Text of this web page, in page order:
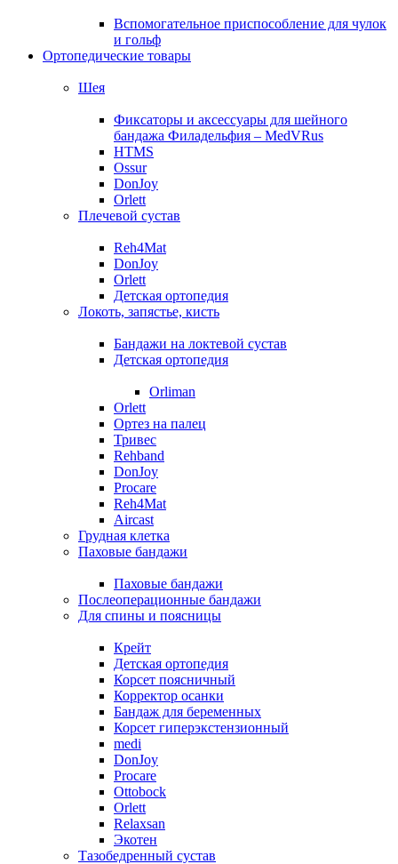
Вспомогательное приспособление для чулок
и гольф
Ортопедические товары
Шея
Фиксаторы и аксессуары для шейного
бандажа Филадельфия – MedVRus
HTMS
Ossur
DonJoy
Orlett
Плечевой сустав
Reh4Mat
DonJoy
Orlett
Детская ортопедия
Локоть, запястье, кисть
Бандажи на локтевой сустав
Детская ортопедия
Orliman
Orlett
Ортез на палец
Тривес
Rehband
DonJoy
Procare
Reh4Mat
Aircast
Грудная клетка
Паховые бандажи
Паховые бандажи
Послеоперационные бандажи
Для спины и поясницы
Крейт
Детская ортопедия
Корсет поясничный
Корректор осанки
Бандаж для беременных
Корсет гиперэкстензионный
medi
DonJoy
Procare
Ottobock
Orlett
Relaxsan
Экотен
Тазобедренный сустав